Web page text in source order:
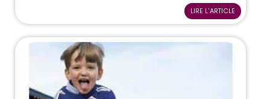
LIRE L'ARTICLE